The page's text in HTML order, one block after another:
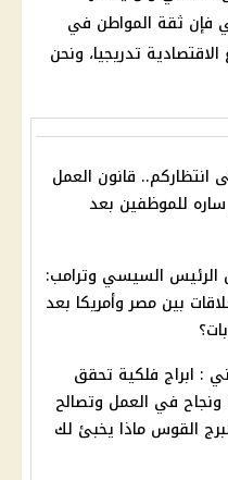
فإن ثقة المواطن في
تدريجيا، ونحن
انتظاركم.. قانون العمل
ساره للموظفين بعد
الرئيس السيسي وترامب:
بين مصر وأمريكا بعد
: ابراج فلكية تحقق
ونجاح في العمل وتصالح
القوس ماذا يخبئ لك